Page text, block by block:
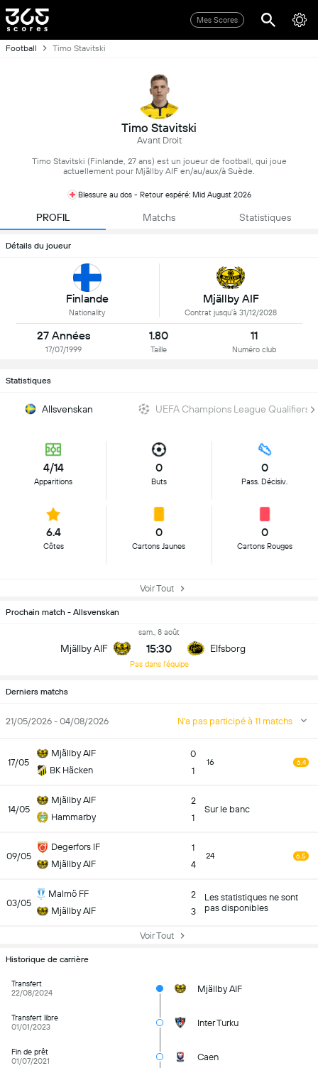
Mes Scores
Football Timo Stavitski
Timo Stavitski
Avant Droit
Timo Stavitski (Finlande, 27 ans) est un joueur de football, qui joue
actuellement pour Mjällby AIF en/au/aux/à Suède.
Blessure au dos - Retour espéré: Mid August 2026
PROFIL Matchs Statistiques
Détails du joueur
Finlande
Nationality
Mjällby AIF
Contrat jusqu'à 31/12/2028
27 Années
17/07/1999
1.80
Taille
11
Numéro club
Statistiques
Allsvenskan UEFA Champions League Qualifiers
4/14
Apparitions
0
Buts
0
Pass. Décisiv.
6.4
Côtes
0
Cartons Jaunes
0
Cartons Rouges
Voir Tout
Prochain match - Allsvenskan
Mjällby AIF
sam., 8 août
15:30
Pas dans l'équipe
Elfsborg
Derniers matchs
21/05/2026 - 04/08/2026 N'a pas participé à 11 matchs
17/05
Mjällby AIF
BK Häcken
0
1
16 6.4
14/05
Mjällby AIF
Hammarby
2
1
Sur le banc
09/05
Degerfors IF
Mjällby AIF
1
4
24 6.5
03/05
Malmö FF
Mjällby AIF
2
3
Les statistiques ne sont
pas disponibles
Voir Tout
Historique de carrière
Transfert
22/08/2024
Mjällby AIF
Transfert libre
01/01/2023
Inter Turku
Fin de prêt
01/07/2021
Caen